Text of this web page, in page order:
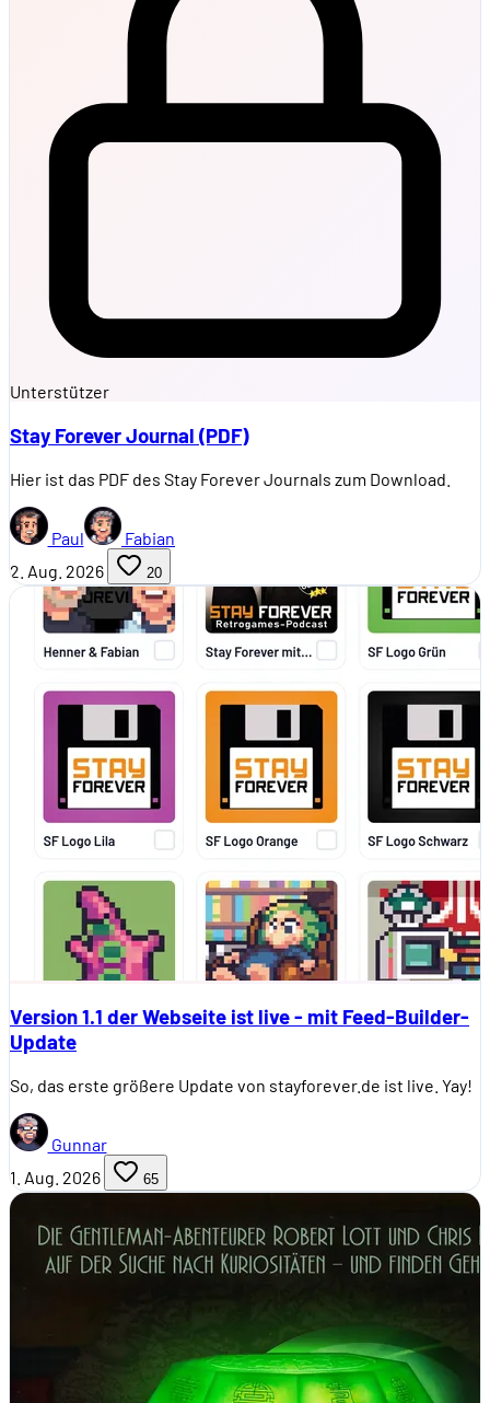
Unterstützer
Stay Forever Journal (PDF)
Hier ist das PDF des Stay Forever Journals zum Download.
Paul
Fabian
2. Aug. 2026
20
Version 1.1 der Webseite ist live - mit Feed-Builder-
Update
So, das erste größere Update von stayforever.de ist live. Yay!
Gunnar
1. Aug. 2026
65